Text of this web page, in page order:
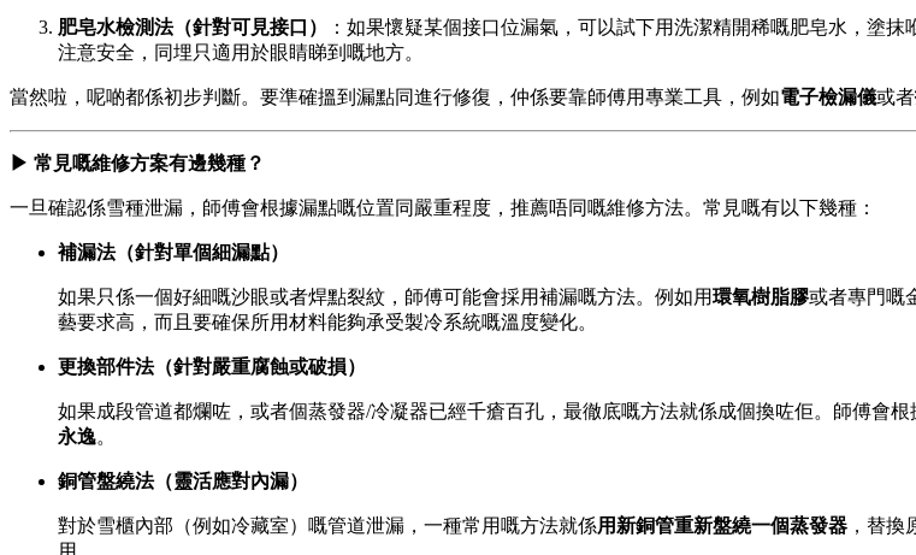
肥皂水檢測法（針對可見接口） ：如果懷疑某個接口位漏氣，可以試下用洗潔精開稀嘅肥皂水，塗
注意安全，同埋只適用於眼睛睇到嘅地方。
當然啦，呢啲都係初步判斷。要準確搵到漏點同進行修復，仲係要靠師傅用專業工具，例如電子檢漏儀或者
▶ 常見嘅維修方案有邊幾種？
一旦確認係雪種泄漏，師傅會根據漏點嘅位置同嚴重程度，推薦唔同嘅維修方法。常見嘅有以下幾種：
補漏法（針對單個細漏點）
如果只係一個好細嘅沙眼或者焊點裂紋，師傅可能會採用補漏嘅方法。例如用環氧樹脂膠或者專門嘅
藝要求高，而且要確保所用材料能夠承受製冷系統嘅溫度變化。
更換部件法（針對嚴重腐蝕或破損）
如果成段管道都爛咗，或者個蒸發器/冷凝器已經千瘡百孔，最徹底嘅方法就係成個換咗佢。師傅會
永逸。
銅管盤繞法（靈活應對內漏）
對於雪櫃內部（例如冷藏室）嘅管道泄漏，一種常用嘅方法就係用新銅管重新盤繞一個蒸發器 ，替
用。